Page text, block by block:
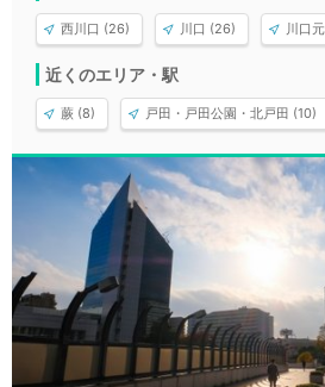
西川口 (26) 川口 (26) 川口
近くのエリア・駅
蕨 (8) 戸田・戸田公園・北戸田 (10)